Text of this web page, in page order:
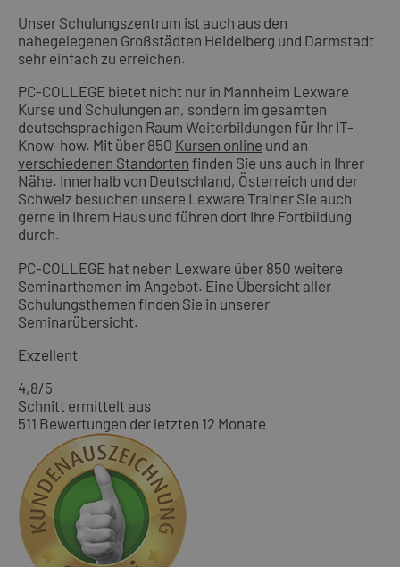
Unser Schulungszentrum ist auch aus den
nahegelegenen Großstädten Heidelberg und Darmstadt
sehr einfach zu erreichen.
PC-COLLEGE bietet nicht nur in Mannheim Lexware
Kurse und Schulungen an, sondern im gesamten
deutschsprachigen Raum Weiterbildungen für Ihr IT-
Know-how. Mit über 850 Kursen online und an
verschiedenen Standorten finden Sie uns auch in Ihrer
Nähe. Innerhalb von Deutschland, Österreich und der
Schweiz besuchen unsere Lexware Trainer Sie auch
gerne in Ihrem Haus und führen dort Ihre Fortbildung
durch.
PC-COLLEGE hat neben Lexware über 850 weitere
Seminarthemen im Angebot. Eine Übersicht aller
Schulungsthemen finden Sie in unserer
Seminarübersicht.
Exzellent
4,8/5
Schnitt ermittelt aus
511 Bewertungen der letzten 12 Monate